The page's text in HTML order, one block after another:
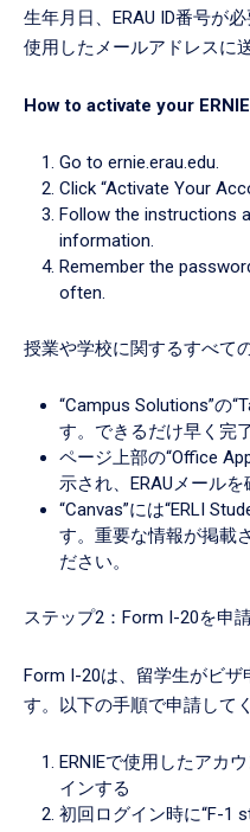
生年月日、ERAU ID番号が
使用したメールアドレスに
How to activate your
Go to ernie.erau.edu.
Click “Activate Your
Follow the instructions
information.
Remember the
often.
授業や学校に関するすべて
“Campus Solutions”の
す。できるだけ早く完
ページ上部の“Office
示され、ERAUメールを
“Canvas”には“ERLI
す。重要な情報が掲載
ださい。
ステップ2：Form I-20を申
Form I-20は、留学生がビ
す。以下の手順で申請して
ERNIEで使用したアカ
インする
初回ログイン時に“F-1